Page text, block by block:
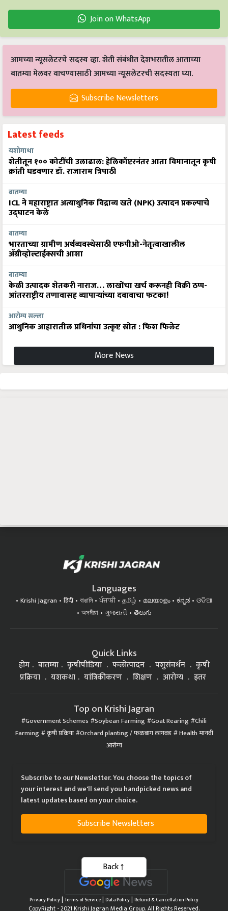
Join on WhatsApp
आमच्या न्यूसलेटरचे सदस्य व्हा. शेती संबंधीत देशभरातील आताच्या
बातम्या मेलवर वाचण्यासाठी आमच्या न्यूसलेटरची सदस्यता घ्या.
Subscribe Newsletters
यशोगाथा
शेतीतून १०० कोटींची उलाढाल: हेलिकॉप्टरनंतर आता विमानातून कृषी
क्रांती घडवणार डॉ. राजाराम त्रिपाठी
ICL ने महाराष्ट्रात अत्याधुनिक विद्राव्य खते (NPK) उत्पादन प्रकल्पाचे
उद्घाटन केले
भारताच्या ग्रामीण अर्थव्यवस्थेसाठी एफपीओ-नेतृत्वाखालील
अ‍ॅग्रीव्होल्टाईक्सची आशा
केळी उत्पादक शेतकरी नाराज… लाखोंचा खर्च करूनही विक्री ठप्प-
आंतरराष्ट्रीय तणावासह व्यापाऱ्यांच्या दबावाचा फटका!
आधुनिक आहारातील प्रथिनांचा उत्कृष्ट स्रोत : फिश फिलेट
More News
বাঙালি ਪੰਜਾਬੀ தமிழ்
অসমীয়া
ગુજરાતી తెలుగు
कृषीपीडिया फलोत्पादन
प्रक्रिया
यशकथा यांत्रिकीकरण शिक्षण आरोग्य इतर
Government Schemes Soybean Farming Goat Rearing
Farming कृषी प्रक्रिया Orchard planting / फळबाग लागवड Health मानवी
आरोग्य
your interest and we'll send you handpicked news and
latest updates based on your choice.
Subscribe Newsletters
|Data Policy |
CopyRight - 2021 Krishi Jagran Media Group. All Rights Reserved.
Back